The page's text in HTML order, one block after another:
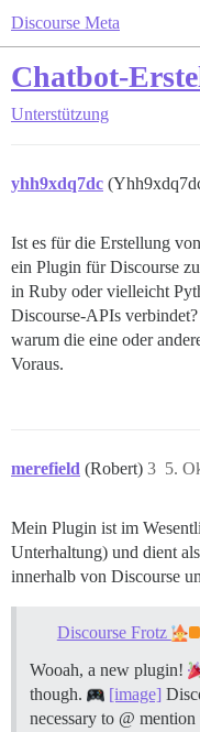
Discourse Meta
Chatbot-
Unterstützung
yhh9xdq7dc
Ist es für die Erstellung
ein Plugin für Discourse
in Ruby oder vielleicht
Discourse-APIs
warum die eine oder
Voraus.
merefield (Robert) 5.
3
Mein Plugin ist im
Unterhaltung) und dient
innerhalb von Discourse
Discourse Frotz
Wooah, a new plugin!
though.
[image]
necessary to @